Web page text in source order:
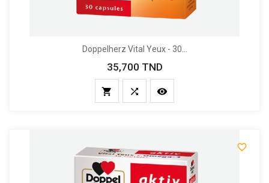
Doppelherz Vital Yeux - 30...
Prix
35,700 TND
  
